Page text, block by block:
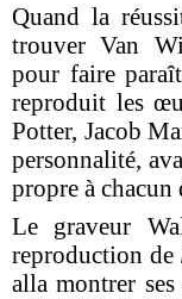
Quand la
trouver Van
pour faire
reproduit les
Potter, Jacob
personnalité,
propre à chacun
Le graveur
reproduction de
alla montrer